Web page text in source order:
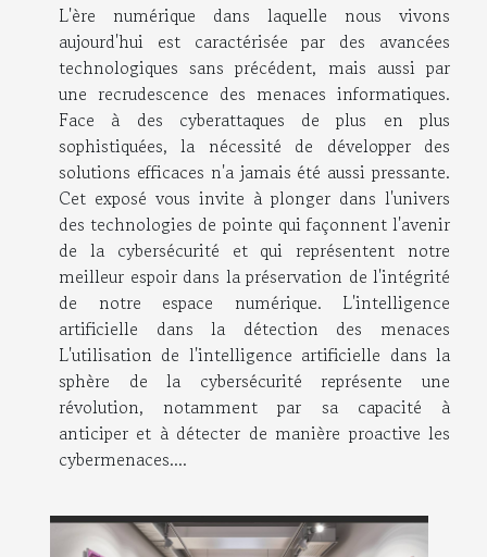
L'ère numérique dans laquelle nous vivons
aujourd'hui est caractérisée par des avancées
technologiques sans précédent, mais aussi par
une recrudescence des menaces informatiques.
Face à des cyberattaques de plus en plus
sophistiquées, la nécessité de développer des
solutions efficaces n'a jamais été aussi pressante.
Cet exposé vous invite à plonger dans l'univers
des technologies de pointe qui façonnent l'avenir
de la cybersécurité et qui représentent notre
meilleur espoir dans la préservation de l'intégrité
de notre espace numérique. L'intelligence
artificielle dans la détection des menaces
L'utilisation de l'intelligence artificielle dans la
sphère de la cybersécurité représente une
révolution, notamment par sa capacité à
anticiper et à détecter de manière proactive les
cybermenaces....